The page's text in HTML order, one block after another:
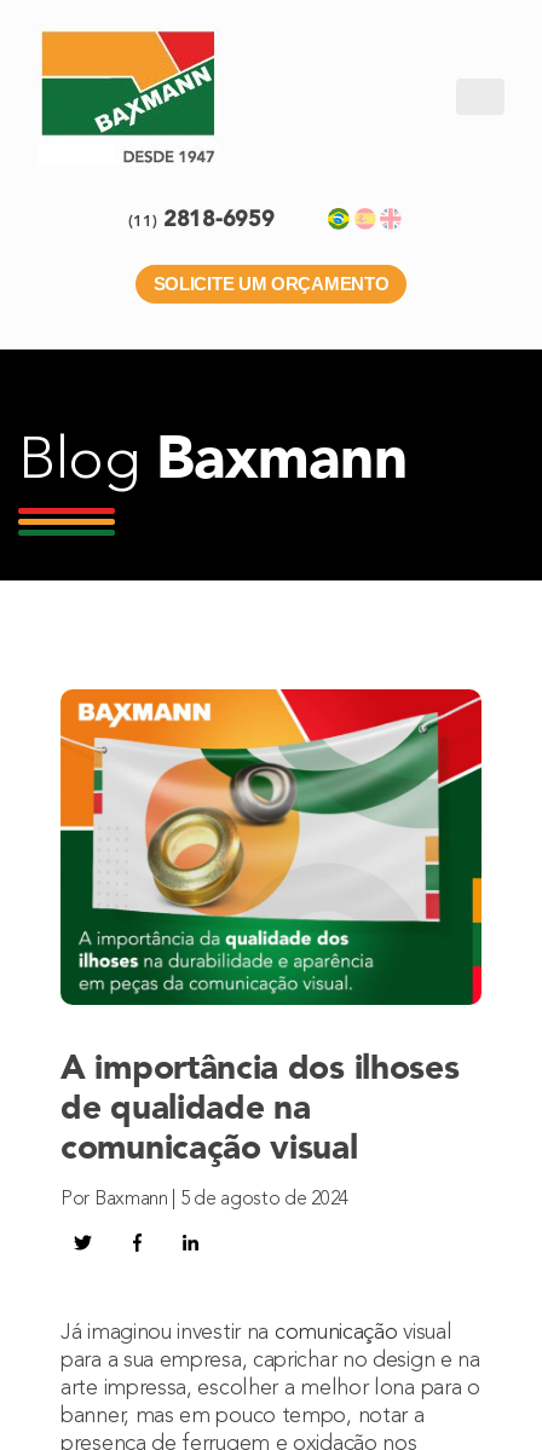
(11) 2818-6959
SOLICITE UM ORÇAMENTO
Blog Baxmann
A importância dos ilhoses
de qualidade na
comunicação visual
Por Baxmann | 5 de agosto de 2024
Já imaginou investir na comunicação visual
para a sua empresa, caprichar no design e na
arte impressa, escolher a melhor lona para o
banner, mas em pouco tempo, notar a
presença de ferrugem e oxidação nos